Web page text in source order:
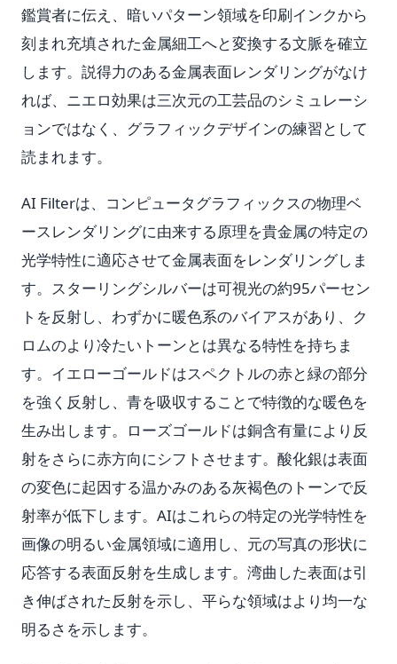
鑑賞者に伝え、暗いパターン領域を印刷インクから
刻まれ充填された金属細工へと変換する文脈を確立
します。説得力のある金属表面レンダリングがなけ
れば、ニエロ効果は三次元の工芸品のシミュレーシ
ョンではなく、グラフィックデザインの練習として
読まれます。
AI Filterは、コンピュータグラフィックスの物理ベ
ースレンダリングに由来する原理を貴金属の特定の
光学特性に適応させて金属表面をレンダリングしま
す。スターリングシルバーは可視光の約95パーセン
トを反射し、わずかに暖色系のバイアスがあり、ク
ロムのより冷たいトーンとは異なる特性を持ちま
す。イエローゴールドはスペクトルの赤と緑の部分
を強く反射し、青を吸収することで特徴的な暖色を
生み出します。ローズゴールドは銅含有量により反
射をさらに赤方向にシフトさせます。酸化銀は表面
の変色に起因する温かみのある灰褐色のトーンで反
射率が低下します。AIはこれらの特定の光学特性を
画像の明るい金属領域に適用し、元の写真の形状に
応答する表面反射を生成します。湾曲した表面は引
き伸ばされた反射を示し、平らな領域はより均一な
明るさを示します。